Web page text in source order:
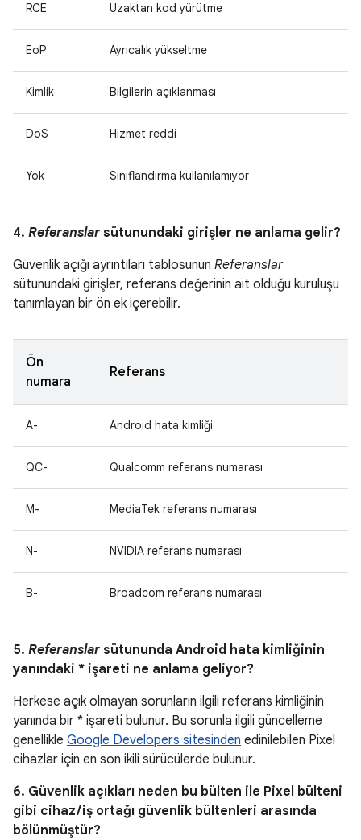
RCE Uzaktan kod yürütme
EoP Ayrıcalık yükseltme
Kimlik Bilgilerin açıklanması
DoS Hizmet reddi
Yok Sınıflandırma kullanılamıyor
4. Referanslar sütunundaki girişler ne anlama gelir?
Güvenlik açığı ayrıntıları tablosunun Referanslar
sütunundaki girişler, referans değerinin ait olduğu kuruluşu
tanımlayan bir ön ek içerebilir.
Ön
numara
Referans
A- Android hata kimliği
QC- Qualcomm referans numarası
M- MediaTek referans numarası
N- NVIDIA referans numarası
B- Broadcom referans numarası
5. Referanslar sütununda Android hata kimliğinin
yanındaki * işareti ne anlama geliyor?
Herkese açık olmayan sorunların ilgili referans kimliğinin
yanında bir * işareti bulunur. Bu sorunla ilgili güncelleme
genellikle Google Developers sitesinden edinilebilen Pixel
cihazlar için en son ikili sürücülerde bulunur.
6. Güvenlik açıkları neden bu bülten ile Pixel bülteni
gibi cihaz / iş ortağı güvenlik bültenleri arasında
bölünmüştür?